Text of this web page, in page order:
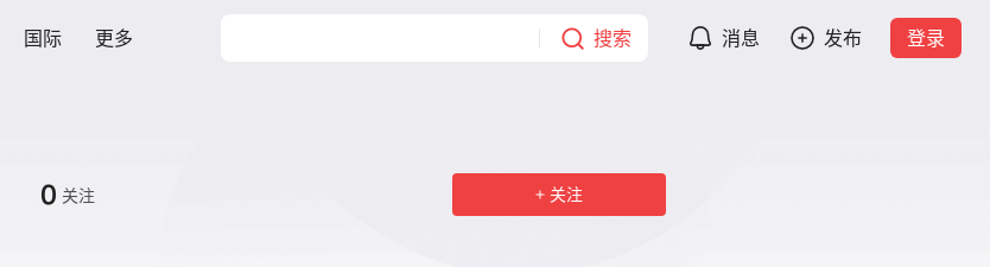
国际 更多 搜索 消息 发布 登录
0 关注 关注